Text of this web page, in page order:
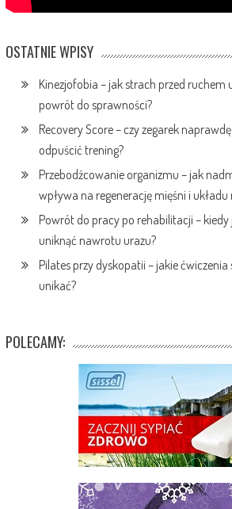
OSTATNIE WPISY
Kinezjofobia – jak strach przed
powrót do sprawności?
Recovery Score – czy zegarek
odpuścić trening?
Przebodźcowanie organizmu – jak
wpływa na regenerację mięśni i
Powrót do pracy po rehabilitacji – kiedy
uniknąć nawrotu urazu?
Pilates przy dyskopatii – jakie ćwiczenia
unikać?
POLECAMY: